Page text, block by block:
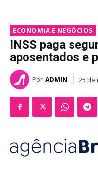
ECONOMIA E NEGÓCIOS
INSS paga
aposentados e
Por ADMIN 25 de